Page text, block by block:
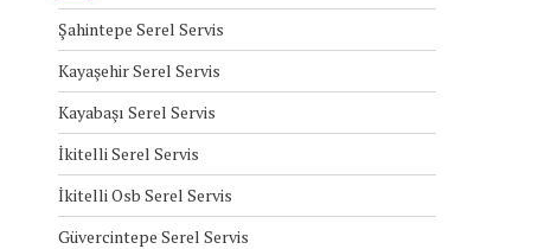
Şahintepe Serel Servis
Kayaşehir Serel Servis
Kayabaşı Serel Servis
İkitelli Serel Servis
İkitelli Osb Serel Servis
Güvercintepe Serel Servis